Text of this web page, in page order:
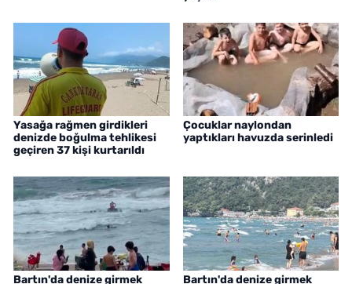
Yasağa rağmen girdikleri
denizde boğulma tehlikesi
geçiren 37 kişi kurtarıldı
Çocuklar naylondan
yaptıkları havuzda serinledi
Bartın'da denize girmek
Bartın'da denize girmek